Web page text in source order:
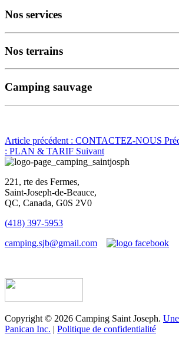
Nos services
Nos terrains
Camping sauvage
Article précédent : CONTACTEZ-NOUS
: PLAN & TARIF Suivant
221, rte des Fermes,
Saint-Joseph-de-Beauce,
QC, Canada, G0S 2V0
(418) 397-5953
camping.sjb@gmail.com
Copyright © 2026 Camping Saint Joseph.
Panican Inc. | Politique de confidentialité